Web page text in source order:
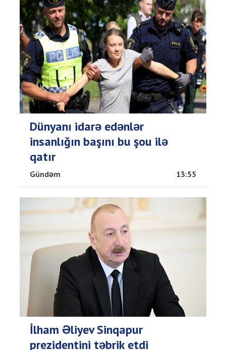
Dünyanı idarə edənlər
insanlığın başını bu şou ilə
qatır
Gündəm 13:55
İlham Əliyev Sinqapur
prezidentini təbrik etdi